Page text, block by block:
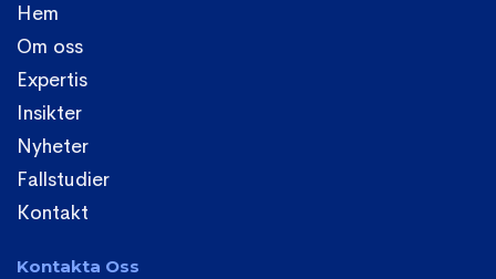
Hem
Om oss
Expertis
Insikter
Nyheter
Fallstudier
Kontakt
Kontakta Oss